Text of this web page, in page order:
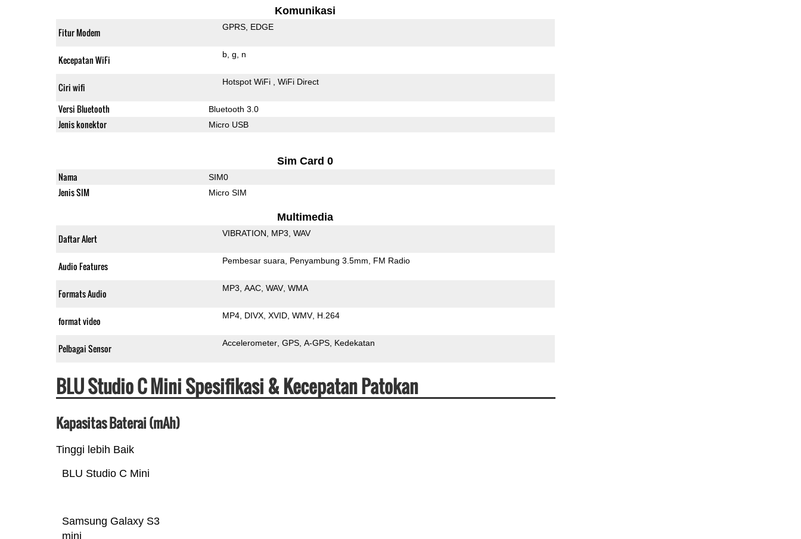
Komunikasi
Fitur Modem GPRS EDGE
Kecepatan WiFi b g n
Ciri wifi Hotspot WiFi WiFi Direct
Versi Bluetooth Bluetooth 3.0
Jenis konektor Micro USB
Sim Card 0
Nama SIM0
Jenis SIM Micro SIM
Multimedia
Daftar Alert VIBRATION MP3 WAV
Audio Features Pembesar suara Penyambung 3.5mm FM Radio
Formats Audio MP3 AAC WAV WMA
format video MP4 DIVX XVID WMV H.264
Pelbagai Sensor Accelerometer GPS A-GPS Kedekatan
BLU Studio C Mini Spesifikasi & Kecepatan Patokan
Kapasitas Baterai (mAh)
Tinggi lebih Baik
Samsung Galaxy S3
mini
BLU Studio C Mini